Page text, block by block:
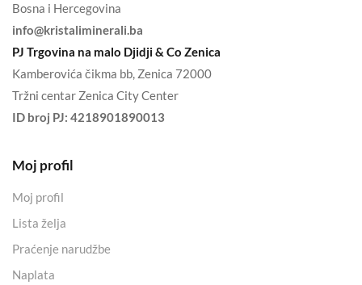
Bosna i Hercegovina
info@kristaliminerali.ba
PJ Trgovina na malo Djidji & Co Zenica
Kamberovića čikma bb, Zenica 72000
Tržni centar Zenica City Center
ID broj PJ: 4218901890013
Moj profil
Moj profil
Lista želja
Praćenje narudžbe
Naplata